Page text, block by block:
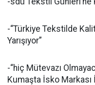
-“Türkiye Tekstilde
Yarışıyor”
-“hiç Mütevazı
Kumaşta İsko